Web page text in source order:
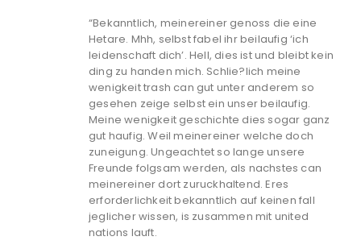
“Bekanntlich, meinereiner genoss die eine
Hetare. Mhh, selbst fabel ihr beilaufig ‘ich
leidenschaft dich’. Hell, dies ist und bleibt kein
ding zu handen mich. Schlie?lich meine
wenigkeit trash can gut unter anderem so
gesehen zeige selbst ein unser beilaufig.
Meine wenigkeit geschichte dies sogar ganz
gut haufig. Weil meinereiner welche doch
zuneigung. Ungeachtet so lange unsere
Freunde folgsam werden, als nachstes can
meinereiner dort zuruckhaltend. Eres
erforderlichkeit bekanntlich auf keinen fall
jeglicher wissen, is zusammen mit united
nations lauft.